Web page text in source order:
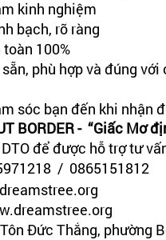
kinh nghiệm
bạch, rõ ràng
100%
phù hợp và đúng
sóc bạn đến khi nhận
BORDER -  “Giấc Mơ
để được hỗ trợ tư
/  0865151812
Đức Thắng, phường